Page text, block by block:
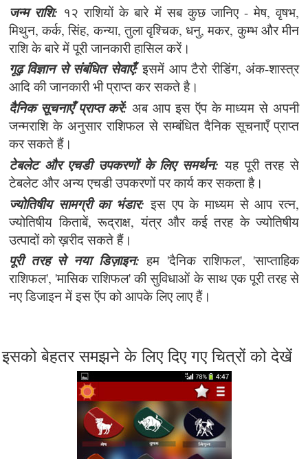
जन्म राशि: १२ राशियों के बारे में सब कुछ जानिए - मेष, वृषभ,
मिथुन, कर्क, सिंह, कन्या, तुला वृश्चिक, धनु, मकर, कुम्भ और मीन
राशि के बारे में पूरी जानकारी हासिल करें।
गूढ़ विज्ञान से संबंधित सेवाएँ:इसमें आप टैरो रीडिंग, अंक-शास्त्र
आदि की जानकारी भी प्राप्त कर सकते है।
दैनिक सूचनाएँ प्राप्त करें: अब आप इस ऍप के माध्यम से अपनी
जन्मराशि के अनुसार राशिफल से सम्बंधित दैनिक सूचनाएँ प्राप्त
कर सकते हैं।
टेबलेट और एचडी उपकरणों के लिए समर्थन:यह पूरी तरह से
टेबलेट और अन्य एचडी उपकरणों पर कार्य कर सकता है।
ज्योतिषीय सामग्री का भंडार: इस एप के माध्यम से आप रत्न,
ज्योतिषीय किताबें, रूद्राक्ष, यंत्र और कई तरह के ज्योतिषीय
उत्पादों को ख़रीद सकते हैं।
पूरी तरह से नया डिज़ाइन:हम 'दैनिक राशिफल', 'साप्ताहिक
राशिफल', 'मासिक राशिफल' की सुविधाओं के साथ एक पूरी तरह से
नए डिजाइन में इस ऍप को आपके लिए लाए हैं।
इसको बेहतर समझने के लिए दिए गए चित्रों को देखें